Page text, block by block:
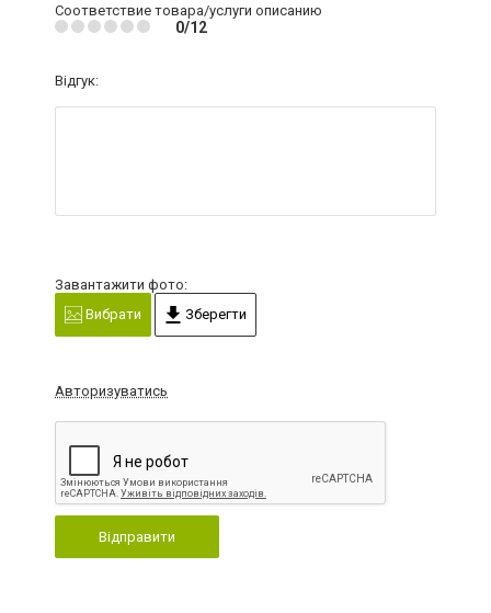
Соответствие товара/услуги описанию
0/12
Відгук:
Завантажити фото:
Вибрати
Зберегти
Авторизуватись
Відправити